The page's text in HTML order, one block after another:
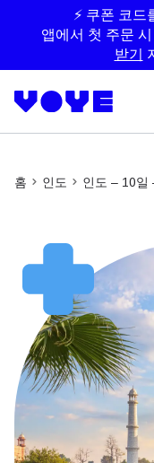
⚡ 쿠폰 코
앱에서 첫 주문
받기
홈 인도 인도 – 10일